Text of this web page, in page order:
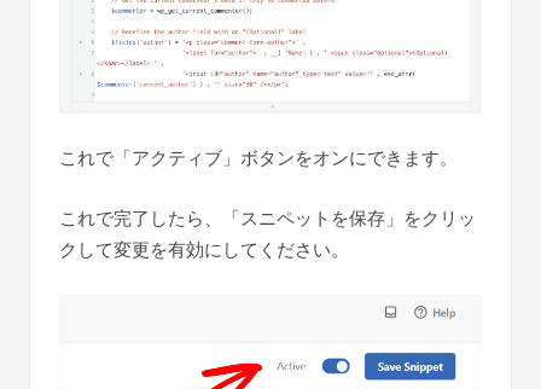
これで「アクティブ」ボタンをオンにできます。
これで完了したら、「スニペットを保存」をクリッ
クして変更を有効にしてください。